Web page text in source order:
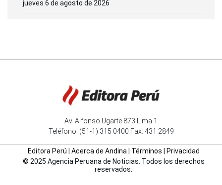
jueves 6 de agosto de 2026
Av. Alfonso Ugarte 873 Lima 1
Teléfono: (51-1) 315 0400 Fax: 431 2849
Editora Perú Acerca de Andina Términos
Privacidad
© 2025 Agencia Peruana de Noticias. Todos los derechos
reservados.